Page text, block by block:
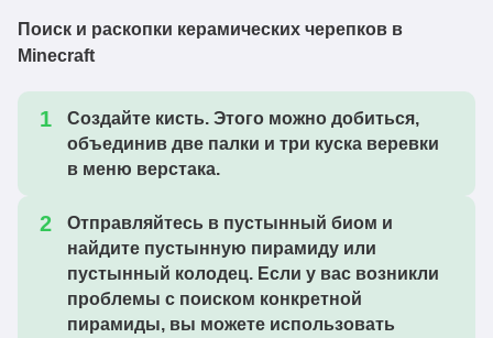
Поиск и раскопки керамических черепков в
Minecraft
Создайте кисть. Этого можно добиться,
объединив две палки и три куска веревки
в меню верстака.
Отправляйтесь в пустынный биом и
найдите пустынную пирамиду или
пустынный колодец. Если у вас возникли
проблемы с поиском конкретной
пирамиды, вы можете использовать